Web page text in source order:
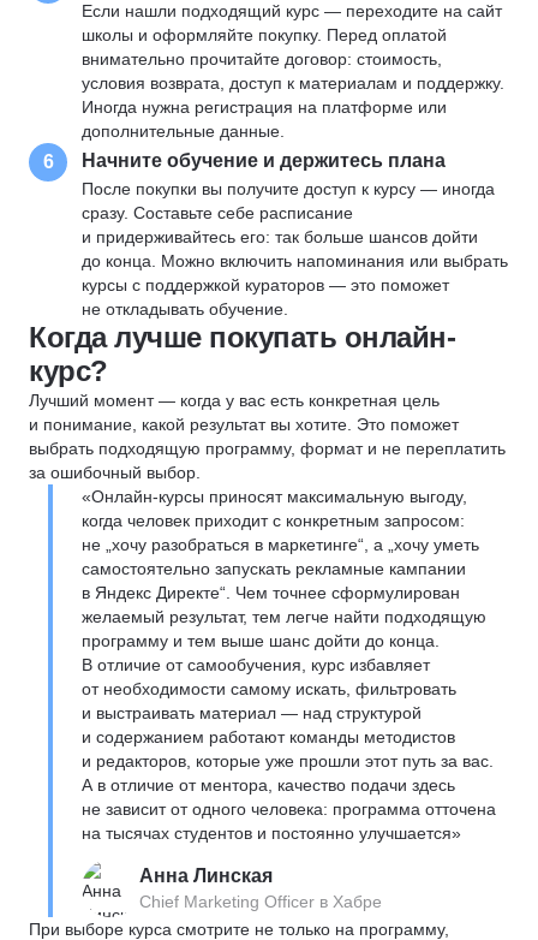
Если нашли подходящий курс — переходите на сайт
школы и оформляйте покупку. Перед оплатой
внимательно прочитайте договор: стоимость,
условия возврата, доступ к материалам и поддержку.
Иногда нужна регистрация на платформе или
дополнительные данные.
6 Начните обучение и держитесь плана
После покупки вы получите доступ к курсу — иногда
сразу. Составьте себе расписание
и придерживайтесь его: так больше шансов дойти
до конца. Можно включить напоминания или выбрать
курсы с поддержкой кураторов — это поможет
не откладывать обучение.
Когда лучше покупать онлайн-
курс?
Лучший момент — когда у вас есть конкретная цель
и понимание, какой результат вы хотите. Это поможет
выбрать подходящую программу, формат и не переплатить
за ошибочный выбор.
«Онлайн-курсы приносят максимальную выгоду,
когда человек приходит с конкретным запросом:
не „хочу разобраться в маркетинге“, а „хочу уметь
самостоятельно запускать рекламные кампании
в Яндекс Директе“. Чем точнее сформулирован
желаемый результат, тем легче найти подходящую
программу и тем выше шанс дойти до конца.
В отличие от самообучения, курс избавляет
от необходимости самому искать, фильтровать
и выстраивать материал — над структурой
и содержанием работают команды методистов
и редакторов, которые уже прошли этот путь за вас.
А в отличие от ментора, качество подачи здесь
не зависит от одного человека: программа отточена
на тысячах студентов и постоянно улучшается»
Анна Линская
Chief Marketing Officer в Хабре
При выборе курса смотрите не только на программу,